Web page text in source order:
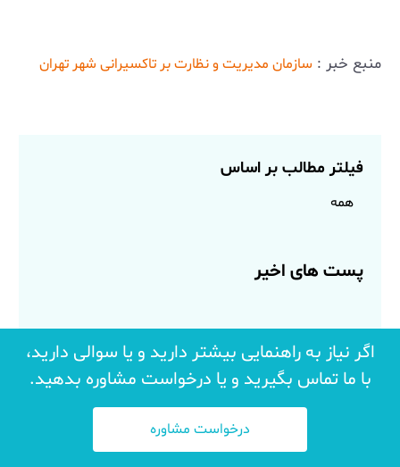
منبع خبر : سازمان مدیریت و نظارت بر تاکسیرانی شهر تهران
فیلتر مطالب بر اساس
همه
پست های اخیر
اگر نیاز به راهنمایی بیشتر دارید و یا سوالی دارید،
با ما تماس بگیرید و یا درخواست مشاوره بدهید.
درخواست مشاوره